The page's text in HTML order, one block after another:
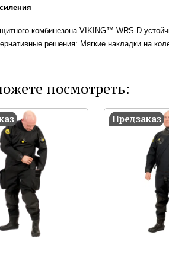
комбинезона VIKING™ WRS-D
решения: Мягкие накладки на
посмотреть:
Предзаказ